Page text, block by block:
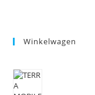
Winkelwagen